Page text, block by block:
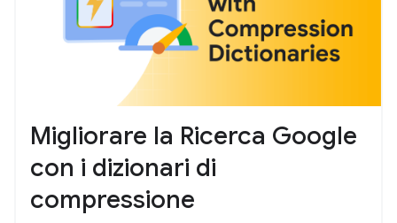
Migliorare la Ricerca Google
con i dizionari di
compressione